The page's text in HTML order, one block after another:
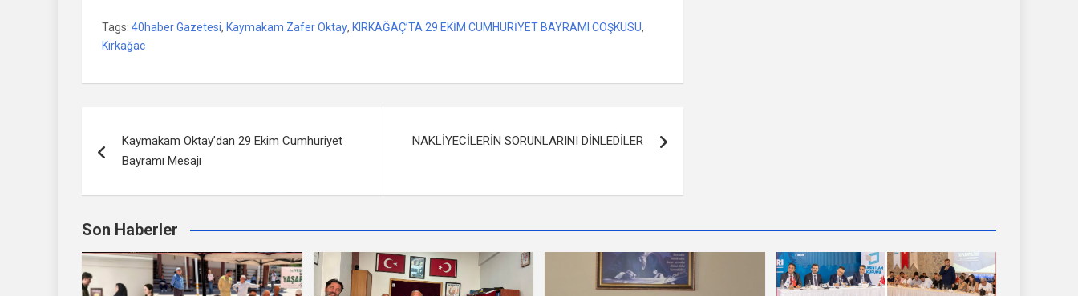
Tags: 40haber Gazetesi, Kaymakam Zafer Oktay, KIRKAĞAÇ’TA 29 EKİM CUMHURİYET BAYRAMI COŞKUSU,
Kırkağac
dolaşımı
Kaymakam Oktay’dan 29 Ekim Cumhuriyet
Bayramı Mesajı
NAKLİYECİLERİN SORUNLARINI DİNLEDİLER
Son Haberler